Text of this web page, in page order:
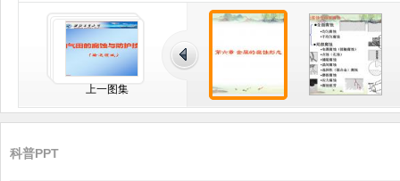
上一图集
科普PPT